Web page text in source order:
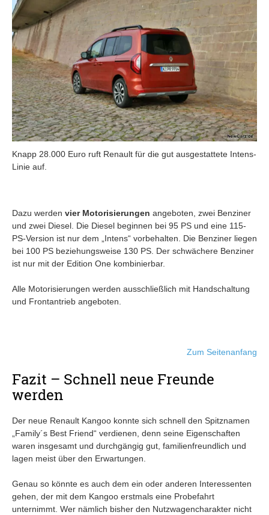
Knapp 28.000 Euro ruft Renault für die gut ausgestattete Intens-
Linie auf.
Dazu werden vier Motorisierungen angeboten, zwei Benziner
und zwei Diesel. Die Diesel beginnen bei 95 PS und eine 115-
PS-Version ist nur dem „Intens“ vorbehalten. Die Benziner liegen
bei 100 PS beziehungsweise 130 PS. Der schwächere Benziner
ist nur mit der Edition One kombinierbar.
Alle Motorisierungen werden ausschließlich mit Handschaltung
und Frontantrieb angeboten.
Zum Seitenanfang
Fazit – Schnell neue Freunde
werden
Der neue Renault Kangoo konnte sich schnell den Spitznamen
„Family´s Best Friend“ verdienen, denn seine Eigenschaften
waren insgesamt und durchgängig gut, familienfreundlich und
lagen meist über den Erwartungen.
Genau so könnte es auch dem ein oder anderen Interessenten
gehen, der mit dem Kangoo erstmals eine Probefahrt
unternimmt. Wer nämlich bisher den Nutzwagencharakter nicht